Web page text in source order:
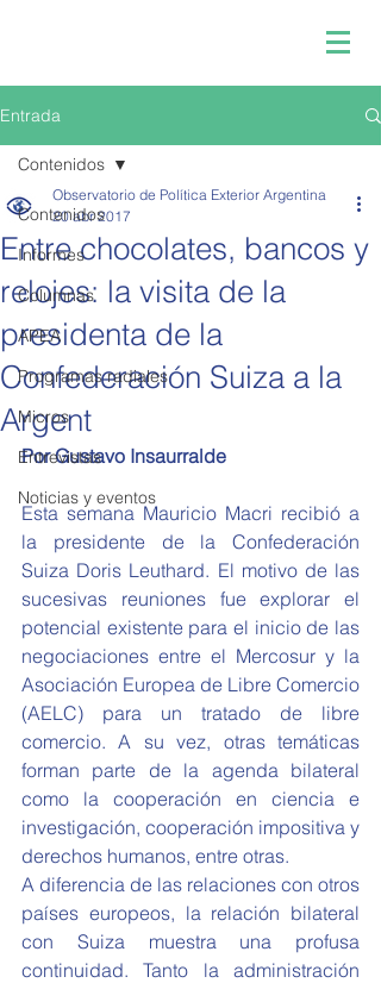
Entrada
Contenidos
Informes
Columnas
APEA
Programas radiales
Micros
Entrevistas
Noticias y eventos
Contenidos
Entre chocolates, bancos y
relojes: la visita de la
presidenta de la
Confederación Suiza a la
Argent
Observatorio de Política Exterior Argentina
20 abr 2017
Por Gustavo Insaurralde
Esta semana Mauricio Macri recibió a
la presidente de la Confederación
Suiza Doris Leuthard. El motivo de las
sucesivas reuniones fue explorar el
potencial existente para el inicio de las
negociaciones entre el Mercosur y la
Asociación Europea de Libre Comercio
(AELC) para un tratado de libre
comercio. A su vez, otras temáticas
forman parte de la agenda bilateral
como la cooperación en ciencia e
investigación, cooperación impositiva y
derechos humanos, entre otras.
A diferencia de las relaciones con otros
países europeos, la relación bilateral
con Suiza muestra una profusa
continuidad. Tanto la administración